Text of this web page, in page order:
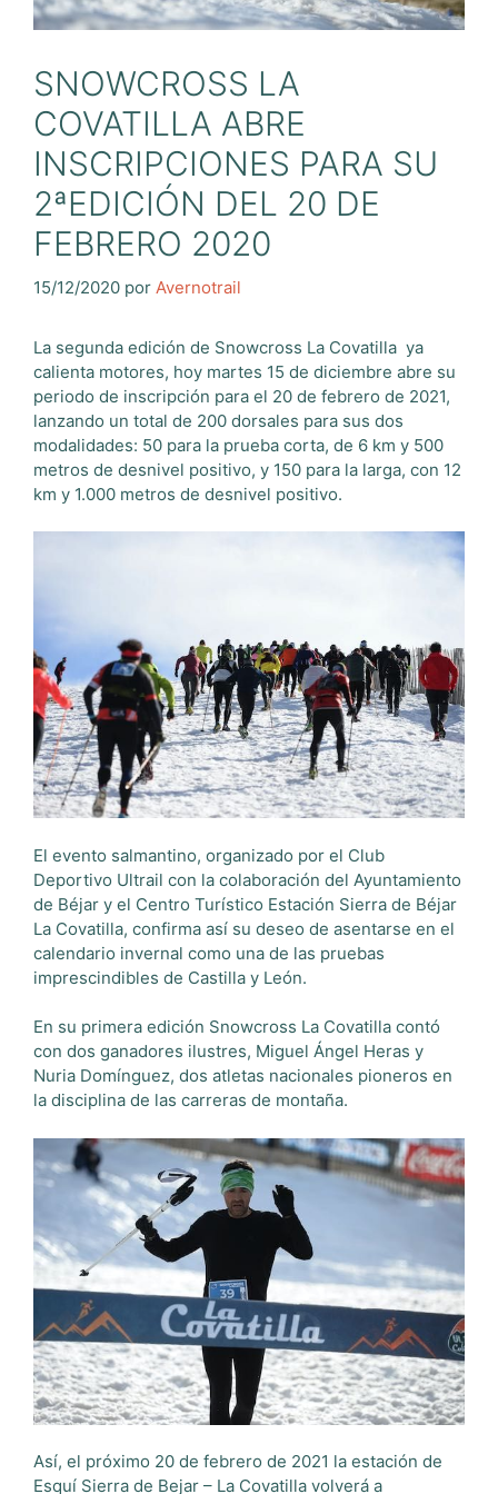
SNOWCROSS LA
COVATILLA ABRE
INSCRIPCIONES PARA SU
2ªEDICIÓN DEL 20 DE
FEBRERO 2020
15/12/2020 por Avernotrail
La segunda edición de Snowcross La Covatilla ya
calienta motores, hoy martes 15 de diciembre abre su
periodo de inscripción para el 20 de febrero de 2021,
lanzando un total de 200 dorsales para sus dos
modalidades: 50 para la prueba corta, de 6 km y 500
metros de desnivel positivo, y 150 para la larga, con 12
km y 1.000 metros de desnivel positivo.
El evento salmantino, organizado por el Club
Deportivo Ultrail con la colaboración del Ayuntamiento
de Béjar y el Centro Turístico Estación Sierra de Béjar
La Covatilla, confirma así su deseo de asentarse en el
calendario invernal como una de las pruebas
imprescindibles de Castilla y León.
En su primera edición Snowcross La Covatilla contó
con dos ganadores ilustres, Miguel Ángel Heras y
Nuria Domínguez, dos atletas nacionales pioneros en
la disciplina de las carreras de montaña.
Así, el próximo 20 de febrero de 2021 la estación de
Esquí Sierra de Bejar – La Covatilla volverá a